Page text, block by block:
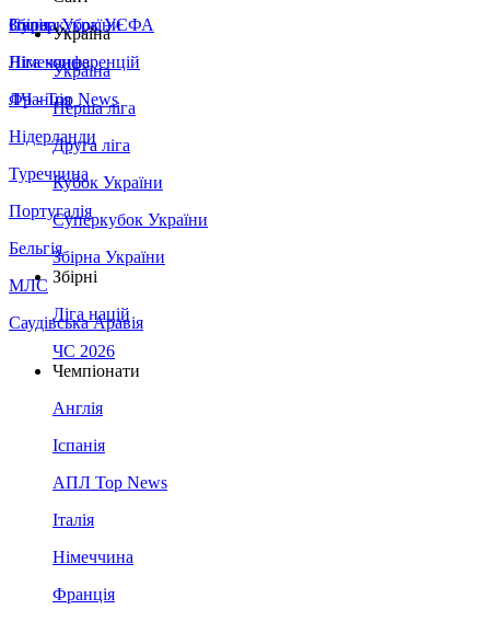
Збірна України
Італія
Німеччина
Франція
Нідерланди
Туреччина
Португалія
Бельгія
МЛС
Саудівська Аравія
Суперкубок УЄФА
Ліга конференцій
ЛЧ - Top News
Україна
Україна
Перша ліга
Друга ліга
Кубок України
Суперкубок України
Збірна України
Збірні
Ліга націй
ЧС 2026
Чемпіонати
Англія
Іспанія
АПЛ Top News
Італія
Німеччина
Франція